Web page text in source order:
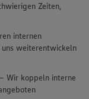
Zeiten,
internen
uns weiterentwickeln
– Wir koppeln interne